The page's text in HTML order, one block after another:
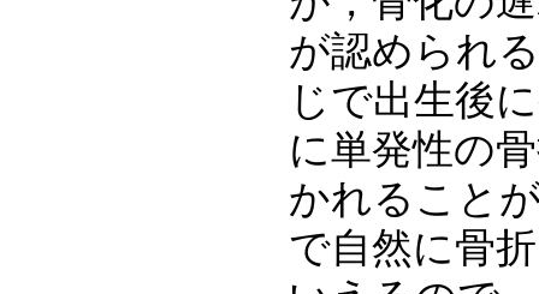
が認められ
じで出生後
に単発性の
かれること
で自然に骨